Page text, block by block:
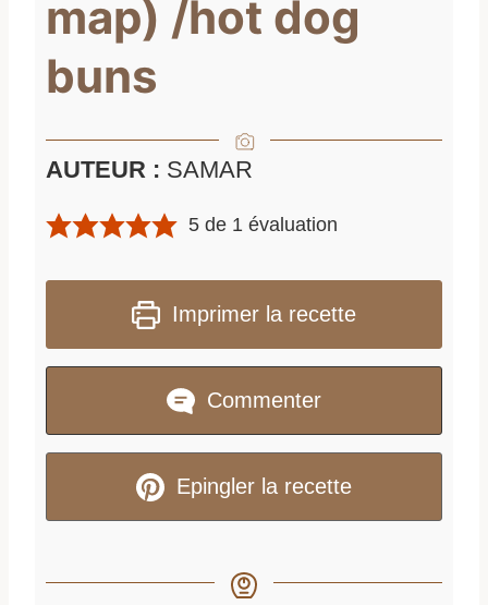
map) /hot dog
buns
AUTEUR : SAMAR
5 de 1 évaluation
Imprimer la recette
Commenter
Epingler la recette